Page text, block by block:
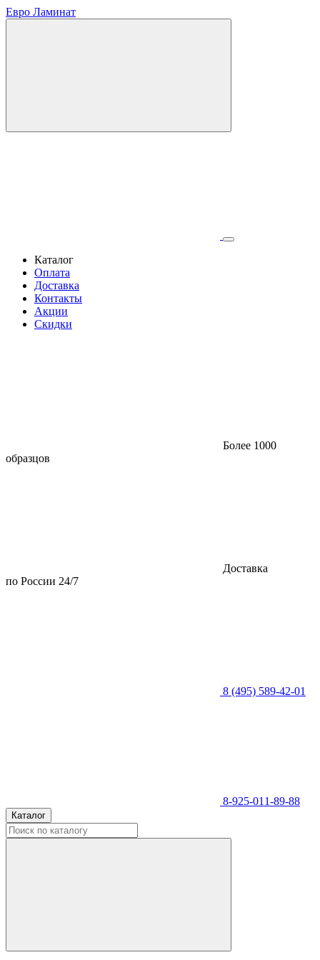
Евро Ламинат
Каталог
Оплата
Доставка
Контакты
Акции
Скидки
Более 1000
образцов
Доставка
по России 24/7
8 (495) 589-42-01
8-925-011-89-88
Каталог